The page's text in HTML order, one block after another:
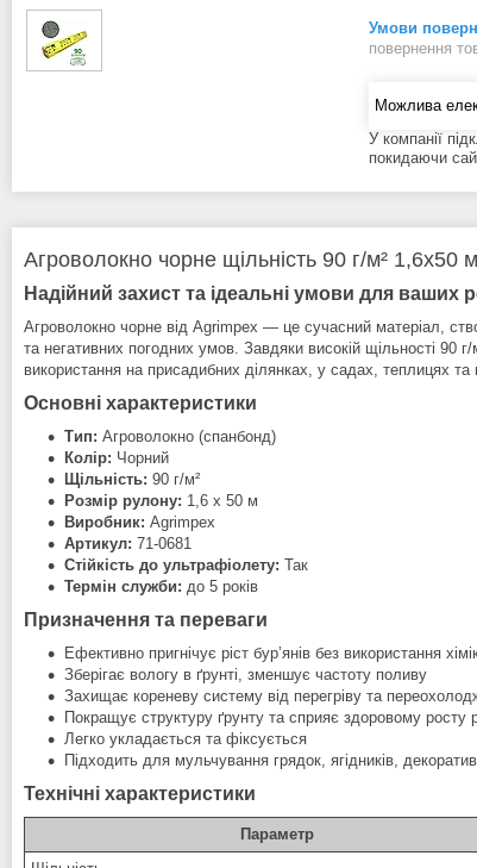
повернення
У компанії
покидаючи
Агроволокно чорне щільність 90 г/м²
Надійний захист та ідеальні умови для ваших
Агроволокно чорне від Agrimpex — це сучасний матеріал,
та негативних погодних умов. Завдяки високій щільності 90
використання на присадибних ділянках, у садах, теплицях та
Основні характеристики
Тип: Агроволокно (спанбонд)
Колір: Чорний
Щільність: 90 г/м²
Розмір рулону: 1,6 x 50 м
Виробник: Agrimpex
Артикул: 71-0681
Стійкість до ультрафіолету: Так
Термін служби: до 5 років
Призначення та переваги
Ефективно пригнічує ріст бур’янів без використання
Зберігає вологу в ґрунті, зменшує частоту поливу
Захищає кореневу систему від перегріву та
Покращує структуру ґрунту та сприяє здоровому росту
Легко укладається та фіксується
Підходить для мульчування грядок, ягідників,
Технічні характеристики
Параметр